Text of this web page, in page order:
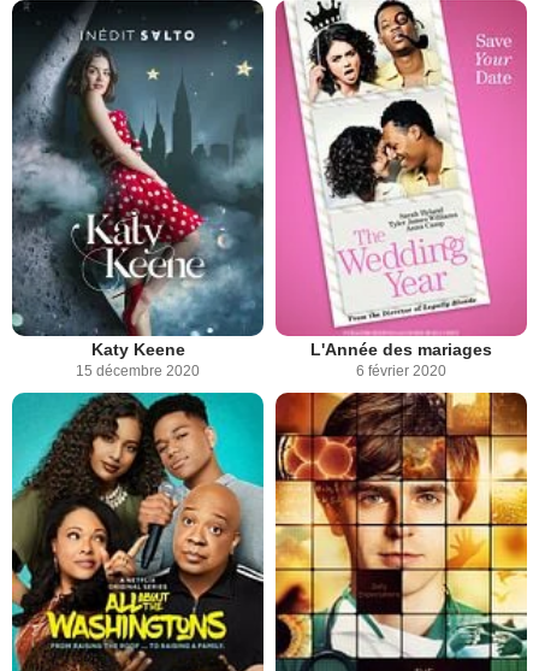
Katy Keene
15 décembre 2020
L'Année des mariages
6 février 2020